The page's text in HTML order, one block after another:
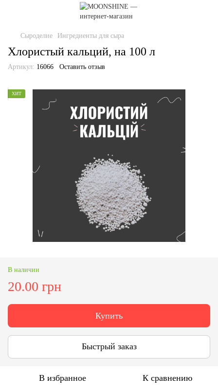
Сыроделие Ингредиенты для сыра
Хлористый кальций, на 100 л
Артикул: 16066 Оставить отзыв
ХИТ
В наличии
20.00 грн
Купить
Быстрый заказ
В избранное К сравнению